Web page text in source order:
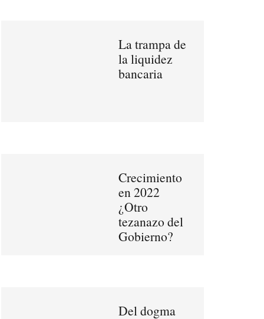
La trampa de
la liquidez
bancaria
Crecimiento
en 2022
¿Otro
tezanazo del
Gobierno?
Del dogma